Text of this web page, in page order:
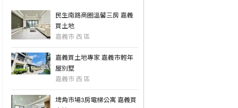
民生南路商圈溫馨三房 嘉義
買土地
嘉義市 西 區
嘉義買土地專家 嘉義市輕年
屋別墅
嘉義市 西 區
埤角市場3房電梯公寓 嘉義買